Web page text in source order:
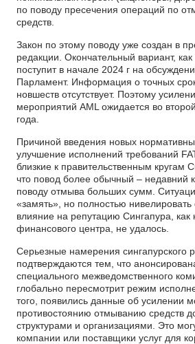
по поводу пресечения операций по
средств.
Закон по этому поводу уже создан в
редакции. Окончательный вариант, как
поступит в начале 2024 г на
Парламент. Информация о точных
новшеств отсутствует. Поэтому
мероприятий AML ожидается во
года.
Причиной введения новых
улучшение исполнений требований
близкие к правительственным кругам
что повод более обычный – недавний
поводу отмыва больших сумм.
«замять», но полностью нивелировать
влияние на репутацию Сингапура, как
финансового центра, не удалось.
Серьезные намерения сингапурского
подтверждаются тем, что
специального межведомственного
глобально пересмотрит режим
того, появились данные об усилении
противостоянию отмыванию средств
структурами и организациями. Это
компании или поставщики услуг для